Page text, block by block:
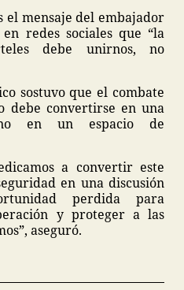
el mensaje del embajador
redes sociales que “la
debe unirnos, no
sostuvo que el combate
debe convertirse en una
en un espacio de
a convertir este
en una discusión
perdida para
y proteger a las
aseguró.